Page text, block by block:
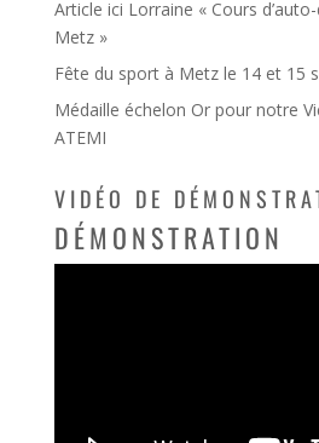
Article ici Lorraine « Cours
Metz »
Fête du sport à Metz le 14 et 15
Médaille échelon Or pour notre
ATEMI
VIDÉO DE
DÉMONSTRATION